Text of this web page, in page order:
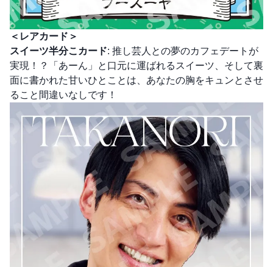
＜レアカード＞
スイーツ半分こカード: 推し芸人との夢のカフェデートが
実現！？「あーん」と口元に運ばれるスイーツ、そして裏
面に書かれた甘いひとことは、あなたの胸をキュンとさせ
ること間違いなしです！